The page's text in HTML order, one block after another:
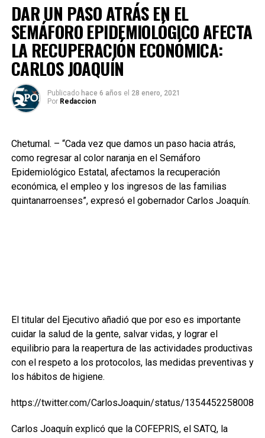
DAR UN PASO ATRÁS EN EL
SEMÁFORO EPIDEMIOLÓGICO AFECTA
LA RECUPERACIÓN ECONÓMICA:
CARLOS JOAQUÍN
Publicado hace 6 años el 28 enero, 2021
Por Redaccion
Chetumal. – “Cada vez que damos un paso hacia atrás,
como regresar al color naranja en el Semáforo
Epidemiológico Estatal, afectamos la recuperación
económica, el empleo y los ingresos de las familias
quintanarroenses”, expresó el gobernador Carlos Joaquín.
El titular del Ejecutivo añadió que por eso es importante
cuidar la salud de la gente, salvar vidas, y lograr el
equilibrio para la reapertura de las actividades productivas
con el respeto a los protocolos, las medidas preventivas y
los hábitos de higiene.
https://twitter.com/CarlosJoaquin/status/
Carlos Joaquín explicó que la COFEPRIS, el SATQ, la